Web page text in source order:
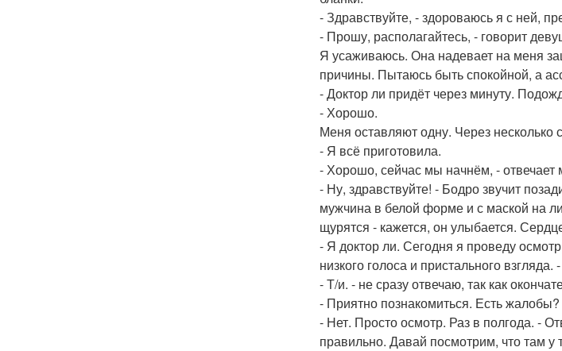
- Здравствуйте, - здороваюсь я с ней,
- Прошу, располагайтесь, - говорит
Я усаживаюсь. Она надевает на меня
причины. Пытаюсь быть спокойной, а
- Доктор ли придёт через минуту.
- Хорошо.
Меня оставляют одну. Через несколько
- Я всё приготовила.
- Хорошо, сейчас мы начнём, - отвечает
- Ну, здравствуйте! - Бодро звучит
мужчина в белой форме и с маской на
щурятся - кажется, он улыбается.
- Я доктор ли. Сегодня я проведу
низкого голоса и пристального взгляда.
- Т/и. - не сразу отвечаю, так как
- Приятно познакомиться. Есть
- Нет. Просто осмотр. Раз в полгода. -
правильно. Давай посмотрим, что там у